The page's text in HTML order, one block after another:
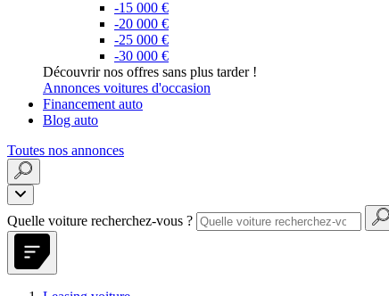
-15 000 €
-20 000 €
-25 000 €
-30 000 €
Découvrir nos offres sans plus tarder !
Annonces voitures d'occasion
Financement auto
Blog auto
Toutes nos annonces
Quelle voiture recherchez-vous ?